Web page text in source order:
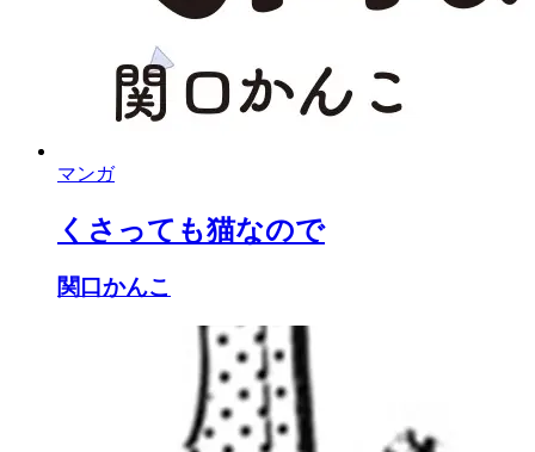
マンガ
くさっても猫なので
関口かんこ